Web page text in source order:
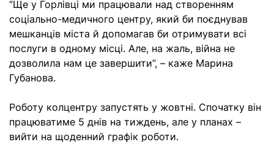
“Ще у Горлівці ми працювали над створенням
соціально-медичного центру, який би поєднував
мешканців міста й допомагав би отримувати всі
послуги в одному місці. Але, на жаль, війна не
дозволила нам це завершити”, – каже Марина
Губанова.
Роботу колцентру запустять у жовтні. Спочатку він
працюватиме 5 днів на тиждень, але у планах –
вийти на щоденний графік роботи.